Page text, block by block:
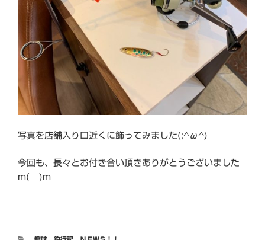
写真を店舗入り口近くに飾ってみました(;^ω^)
今回も、長々とお付き合い頂きありがとうございました
m(__)m
カ